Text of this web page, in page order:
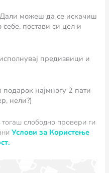
можеш да се искачиш
себе, постави си цел и
предизвици и
најмногу 2 пати
нели?)
слободно провери ги
Услови за Користење